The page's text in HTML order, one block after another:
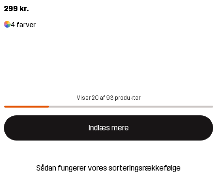
299 kr.
4 farver
Viser 20 af 93 produkter
Indlæs mere
Sådan fungerer vores sorteringsrækkefølge